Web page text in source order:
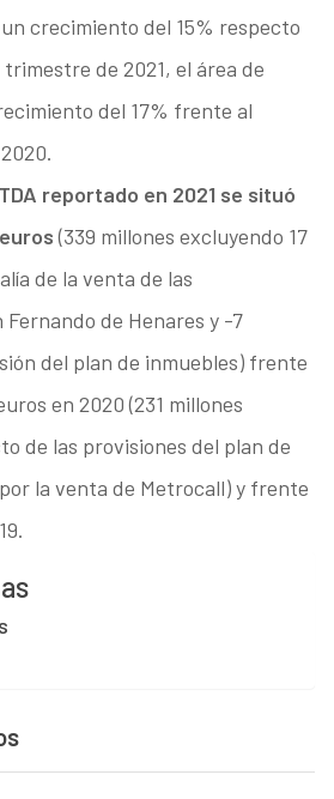
crecimiento del 15% respecto
de 2021, el área de
del 17% frente al
reportado en 2021 se situó
(339 millones excluyendo 17
de la venta de las
de Henares y -7
del plan de inmuebles) frente
en 2020 (231 millones
de las provisiones del plan de
la venta de Metrocall) y frente